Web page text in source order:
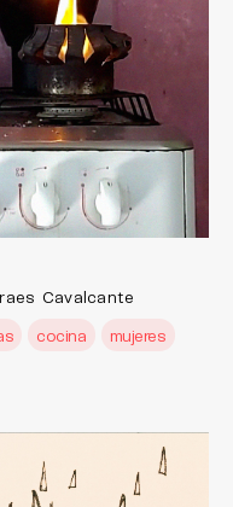
Cavalcante
cocina
mujeres